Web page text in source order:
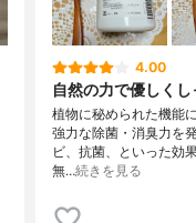
4.00
自然の力で優しくし
植物に秘められた機能
強力な除菌・消臭力を
ビ、抗菌、といった効
無…続きを見る